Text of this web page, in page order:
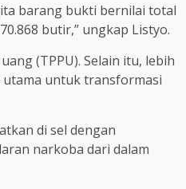
barang bukti bernilai total
butir,” ungkap Listyo.
(TPPU). Selain itu, lebih
utama untuk transformasi
di sel dengan
narkoba dari dalam